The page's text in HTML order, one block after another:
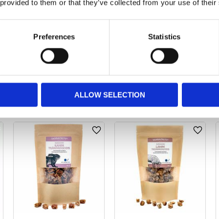
to them or that they’ve collected from your use of
Preferences Statistics
ALLOW SELECTION
Mush Vainu
Finsk luftstrupe
109,00kr
Mush Vainu
100% Finsk matstrupe
kr
till i favoriter Lägg till i favoriter Lägg